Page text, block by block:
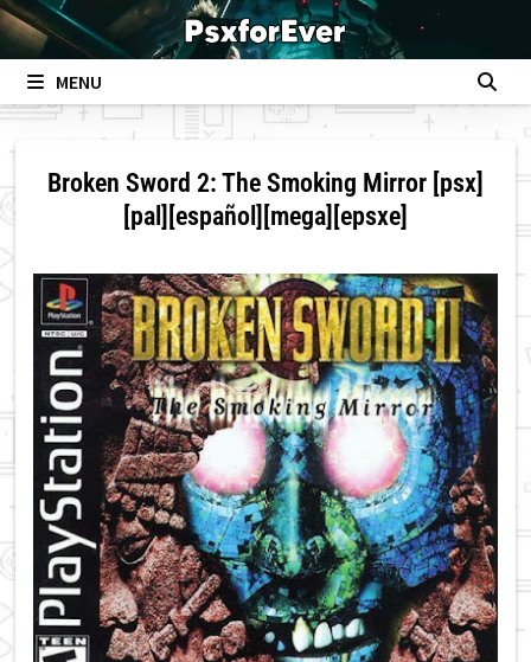
Skip
to
contentMENU
Broken Sword 2: The Smoking Mirror [psx]
[pal][español][mega][epsxe]